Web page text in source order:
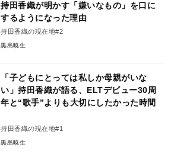
持田香織が明かす「嫌いなもの」を口に
するようになった理由
持田香織の現在地#2
黒島暁生
「子どもにとっては私しか母親がいな
い」持田香織が語る、ELTデビュー30周
年と“歌手”よりも大切にしたかった時間
持田香織の現在地#1
黒島暁生